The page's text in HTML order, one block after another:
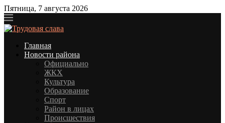
Пятница, 7 августа 2026
Главная
Новости района
Официально
ЖКХ
Культура
Образование
Спорт
Район в лицах
Происшествия